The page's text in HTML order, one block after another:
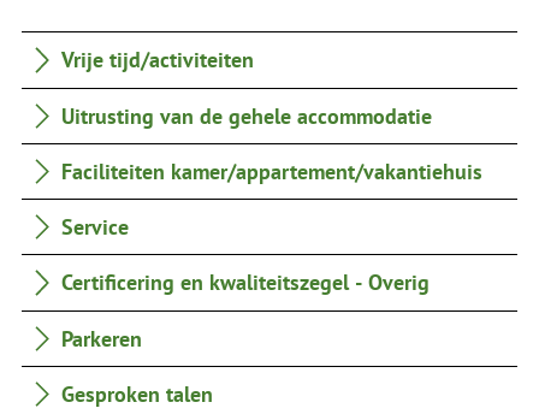
Vrije tijd/activiteiten
Uitrusting van de gehele accommodatie
Faciliteiten kamer/appartement/vakantiehuis
Service
Certificering en kwaliteitszegel - Overig
Parkeren
Gesproken talen